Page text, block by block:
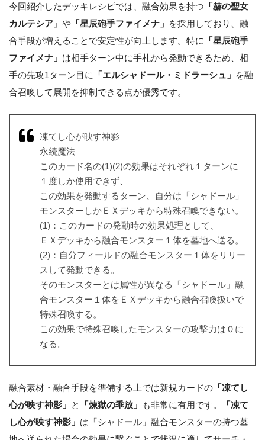
今回紹介したデッキレシピでは、融合効果を持つ 「赫の聖女
カルテシア」 や 「星辰砲手ファイメナ」 を採用しており、融
合手段が増えることで安定性が向上します。特に
「星辰砲手
ファイメナ」 は相手ターン中に手札から発動できるため、相
手の先攻1ターン目に
「エルシャドール・ミドラーシュ」 を融
合召喚して展開を抑制できる点が優秀です。
凍てし心が映す神影
永続魔法
このカード名の(1)(2)の効果はそれぞれ１ターンに
１度しか使用できず、
この効果を発動するターン、自分は「シャドール」
モンスターしかＥＸデッキから特殊召喚できない。
(1)：このカードの発動時の効果処理として、
ＥＸデッキから融合モンスター１体を墓地へ送る。
(2)：自分フィールドの融合モンスター１体をリリー
スして発動できる。
そのモンスターとは属性が異なる「シャドール」融
合モンスター１体をＥＸデッキから融合召喚扱いで
特殊召喚する。
この効果で特殊召喚したモンスターの攻撃力は０に
なる。
融合素材・融合手段を準備する上では新規カードの 「凍てし
心が映す神影」 と 「煉獄の乖放」 も非常に有用です。
「凍て
し心が映す神影」 は「シャドール」融合モンスターの持つ墓